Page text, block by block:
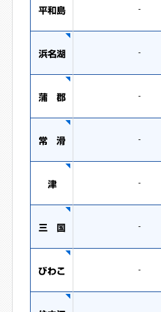
-
-
-
-
-
-
-